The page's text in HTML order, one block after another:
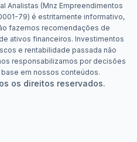
Analistas (Mnz Empreendimentos
79) é estritamente informativo,
fazemos recomendações de
ativos financeiros. Investimentos
e rentabilidade passada não
responsabilizamos por decisões
em nossos conteúdos.
os direitos reservados.